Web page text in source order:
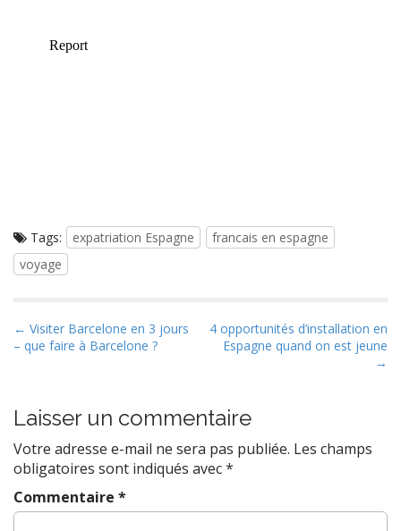
Tags: expatriation Espagne
francais en espagne
voyage
P
o
n
a
v
i
g
← Visiter Barcelone en 3 jours
– que faire à Barcelone ?
4 opportunités d’installation en
Espagne quand on est jeune
→
Laisser un commentaire
Votre adresse e-mail ne sera pas publiée. Les champs
obligatoires sont indiqués avec*
Commentaire *